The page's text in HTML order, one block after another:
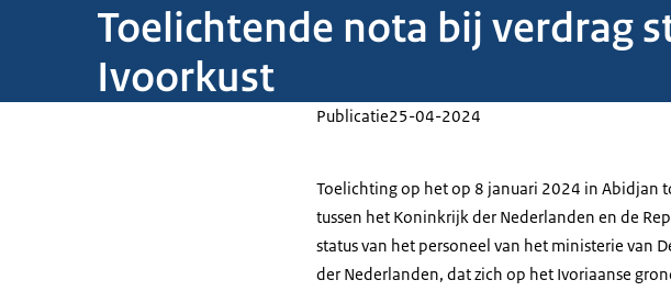
Toelichtende nota bij verdrag
Ivoorkust
Publicatie25-04-2024
Toelichting op het op 8 januari 2024 in Abidjan
tussen het Koninkrijk der Nederlanden en de
status van het personeel van het ministerie van
der Nederlanden, dat zich op het Ivoriaanse